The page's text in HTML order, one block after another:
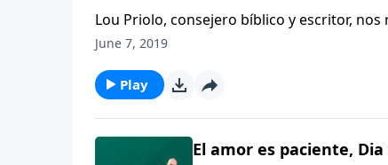
Lou Priolo, consejero bíblico y escritor,
importante que la paciencia.
June 7, 2019
Play
El amor es paciente, Dia